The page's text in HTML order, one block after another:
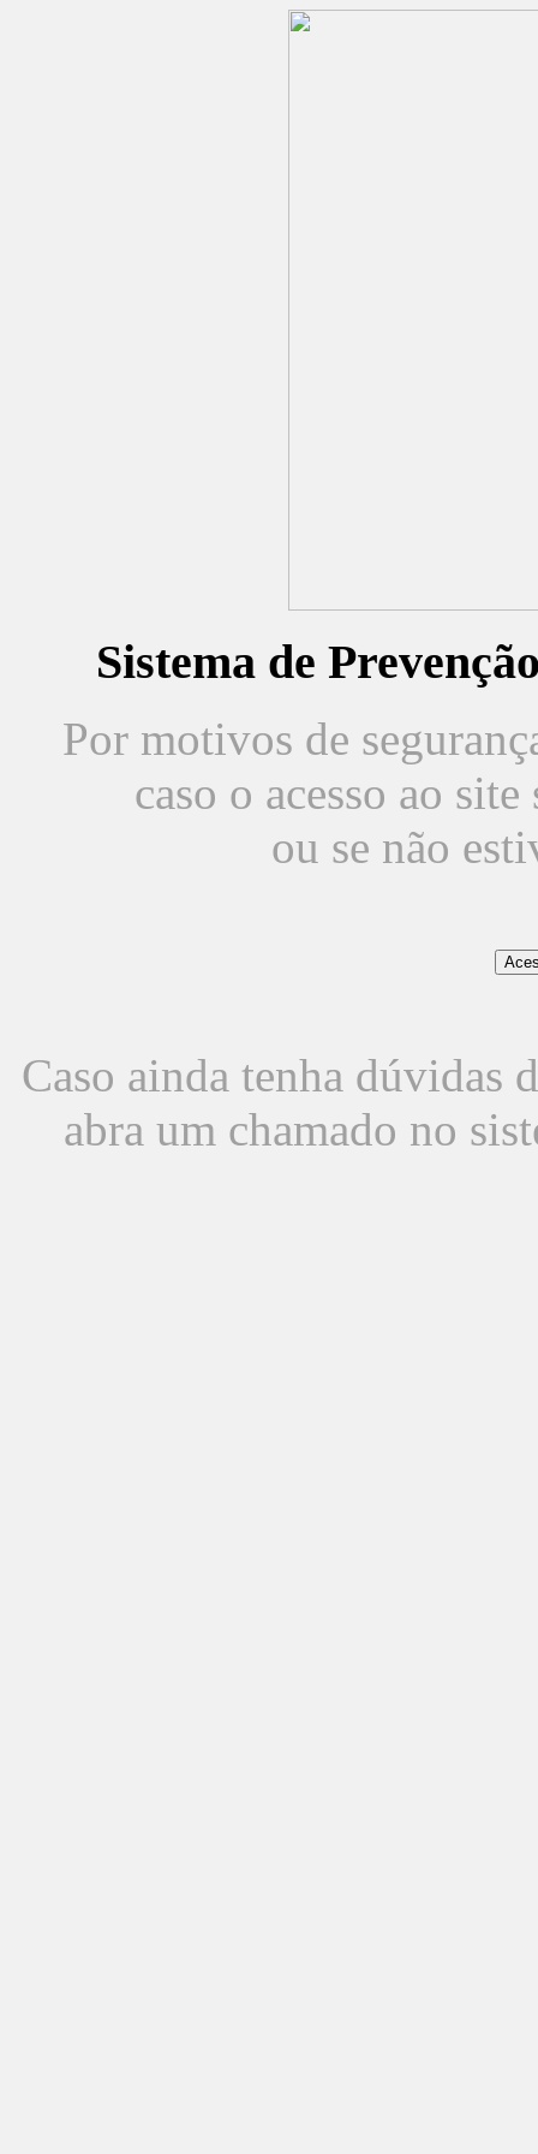
Sistema de
Por motivos de
caso o acesso ao
ou se não
Caso ainda tenha dúvidas
abra um chamado no